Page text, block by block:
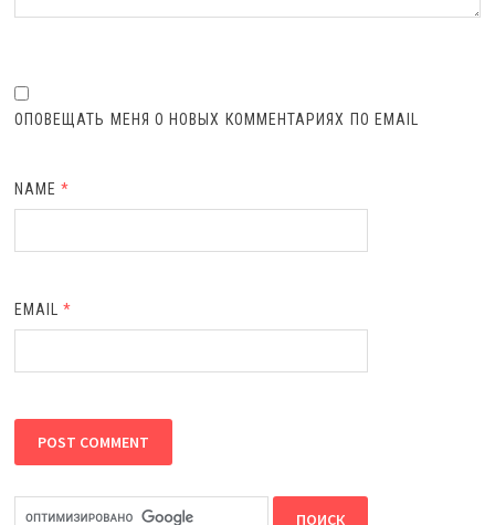
ОПОВЕЩАТЬ МЕНЯ О НОВЫХ КОММЕНТАРИЯХ ПО EMAIL
NAME*
EMAIL*